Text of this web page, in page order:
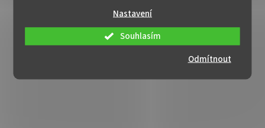
Nastavení
Odmítnout
Souhlasím